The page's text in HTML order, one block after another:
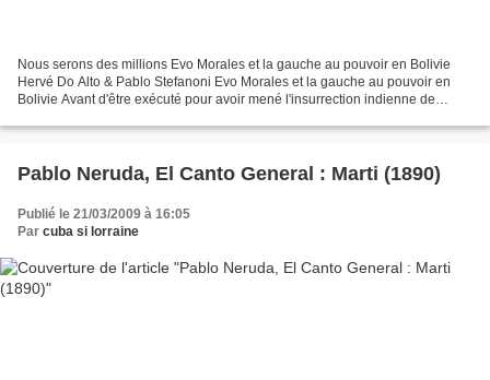
Nous serons des millions Evo Morales et la gauche au pouvoir en Bolivie
Hervé Do Alto & Pablo Stefanoni Evo Morales et la gauche au pouvoir en
Bolivie Avant d'être exécuté pour avoir mené l'insurrection indienne de
Pablo Neruda, El Canto General : Marti (1890)
Publié le 21/03/2009 à 16:05
Par cuba si lorraine